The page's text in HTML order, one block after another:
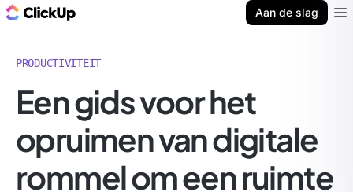
Aan de slag
PRODUCTIVITEIT
Een gids voor het
opruimen van digitale
rommel om een ruimte